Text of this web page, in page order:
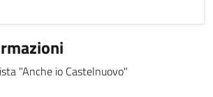
"Anche io Castelnuovo"